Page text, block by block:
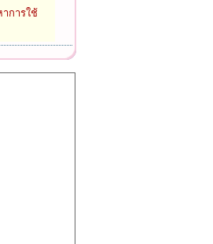
การใช้